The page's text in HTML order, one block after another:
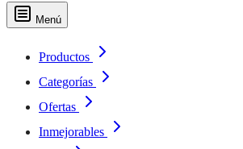
Menú
Productos
Categorías
Ofertas
Inmejorables